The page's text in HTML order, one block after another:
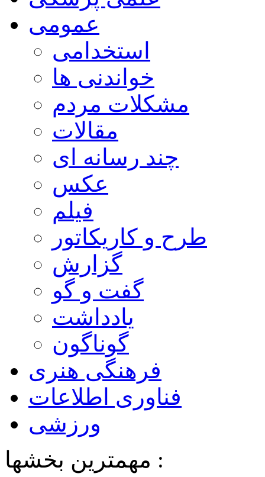
عمومی
استخدامی
خواندنی ها
مشکلات مردم
مقالات
چند رسانه ای
عکس
فیلم
طرح و کاریکاتور
گزارش
گفت و گو
یادداشت
گوناگون
فرهنگی هنری
فناوری اطلاعات
ورزشی
مهمترین بخشها :